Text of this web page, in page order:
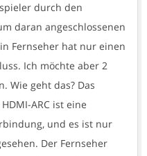
durch den
daran angeschlossenen
Fernseher hat nur einen
Ich möchte aber 2
Wie geht das? Das
ARC ist eine
und es ist nur
Der Fernseher